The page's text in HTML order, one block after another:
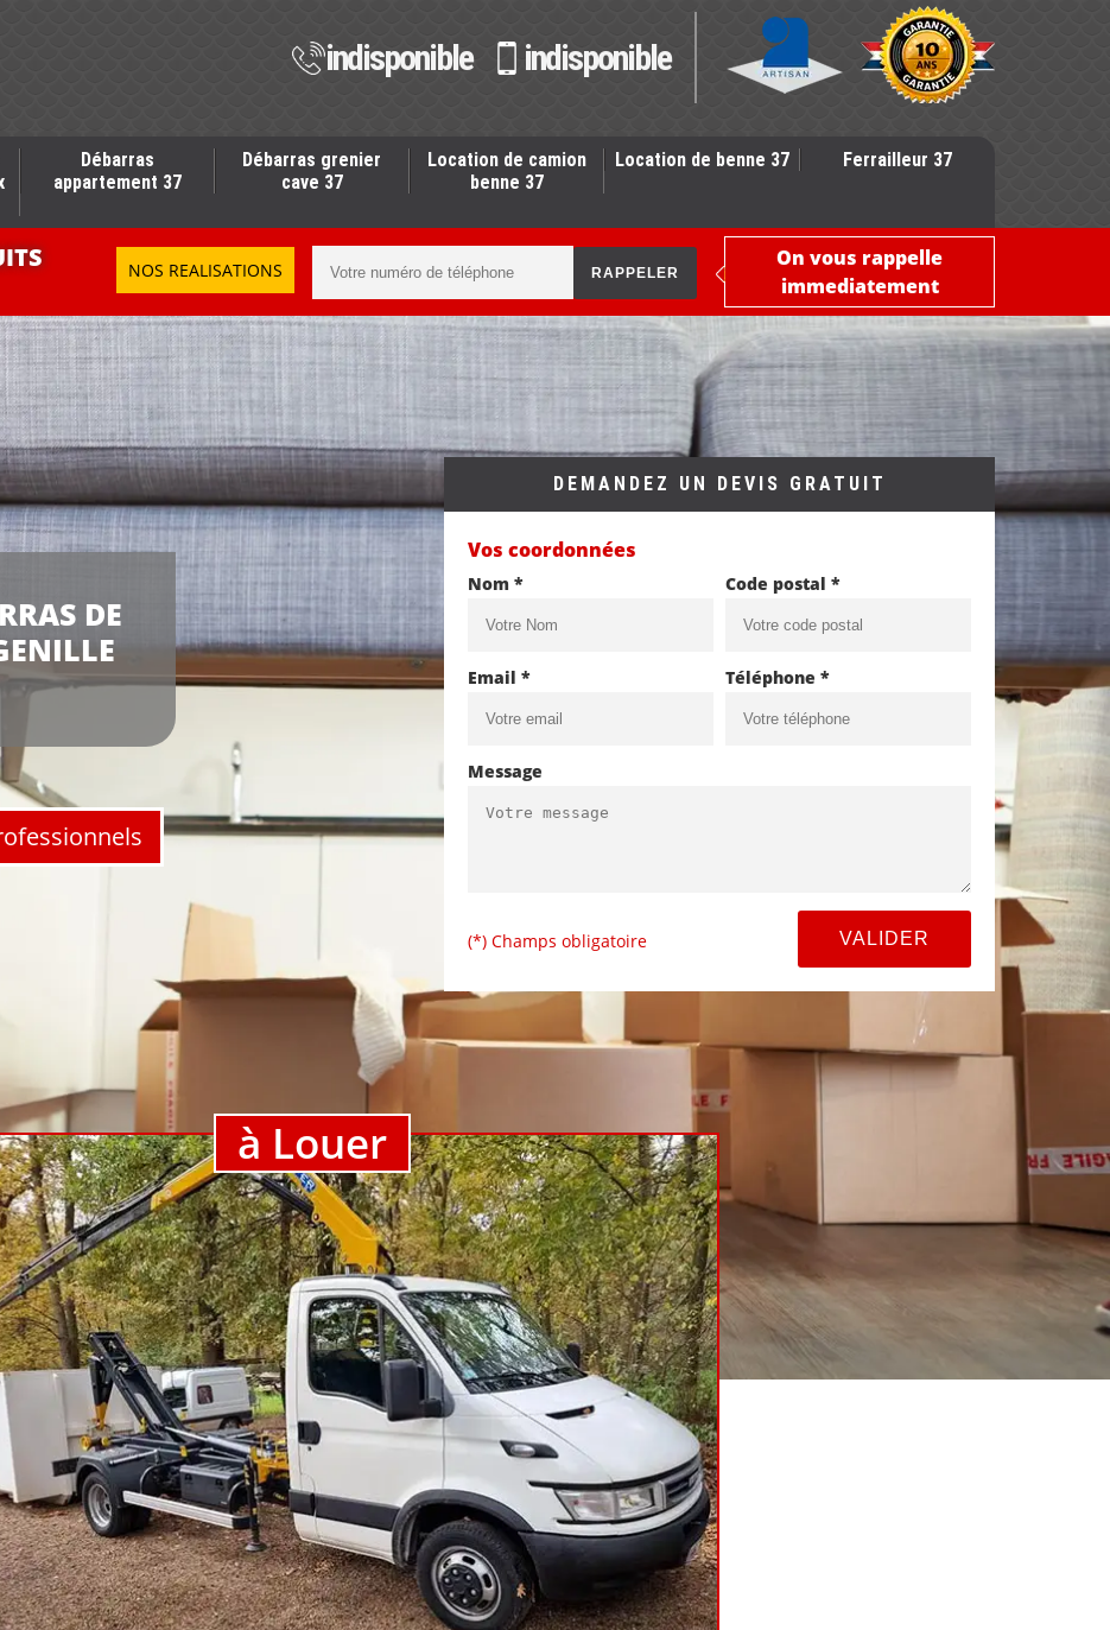
indisponible indisponible
Débarras
appartement 37
Débarras grenier
cave 37
Location de camion
benne 37
Location de benne 37 Ferrailleur 37
NOS REALISATIONS
On vous rappelle
immediatement
DE
DEMANDEZ UN DEVIS GRATUIT
Vos coordonnées
Nom * Code postal *
Email * Téléphone *
Message
(*) Champs obligatoire
à Louer